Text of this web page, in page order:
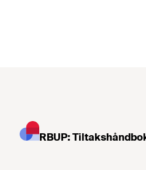
RBUP: